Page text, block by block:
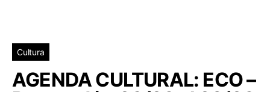
Cultura
AGENDA CULTURAL: ECO –